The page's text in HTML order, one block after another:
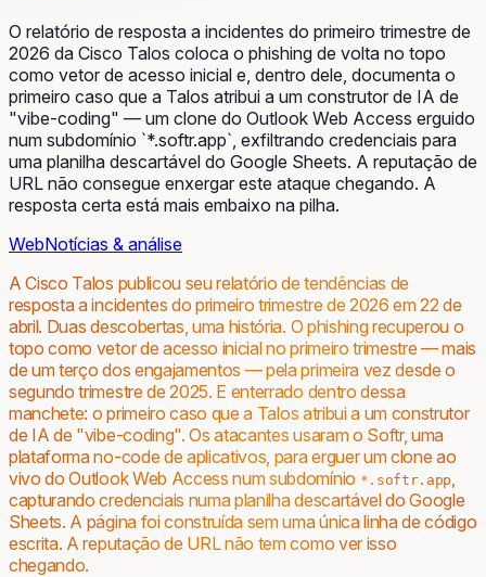
O relatório de resposta a incidentes do primeiro trimestre de
2026 da Cisco Talos coloca o phishing de volta no topo
como vetor de acesso inicial e, dentro dele, documenta o
primeiro caso que a Talos atribui a um construtor de IA de
"vibe-coding" — um clone do Outlook Web Access erguido
num subdomínio `*.softr.app`, exfiltrando credenciais para
uma planilha descartável do Google Sheets. A reputação de
URL não consegue enxergar este ataque chegando. A
resposta certa está mais embaixo na pilha.
WebNotícias & análise
A Cisco Talos publicou seu relatório de tendências de
resposta a incidentes do primeiro trimestre de 2026 em 22 de
abril. Duas descobertas, uma história. O phishing recuperou o
topo como vetor de acesso inicial no primeiro trimestre — mais
de um terço dos engajamentos — pela primeira vez desde o
segundo trimestre de 2025. E enterrado dentro dessa
manchete: oprimeiro caso que a Talos atribui a um construtor
de IA de "vibe-coding". Os atacantes usaram o Softr, uma
plataforma no-code de aplicativos, para erguer um clone ao
vivo do Outlook Web Access num subdomínio *.softr.app
capturando credenciais numa planilha descartável do Google
Sheets. A página foi construída sem uma única linha de código
escrita. A reputação de URL não tem como ver isso
chegando.